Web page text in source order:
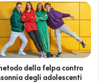
della felpa contro
degli adolescenti